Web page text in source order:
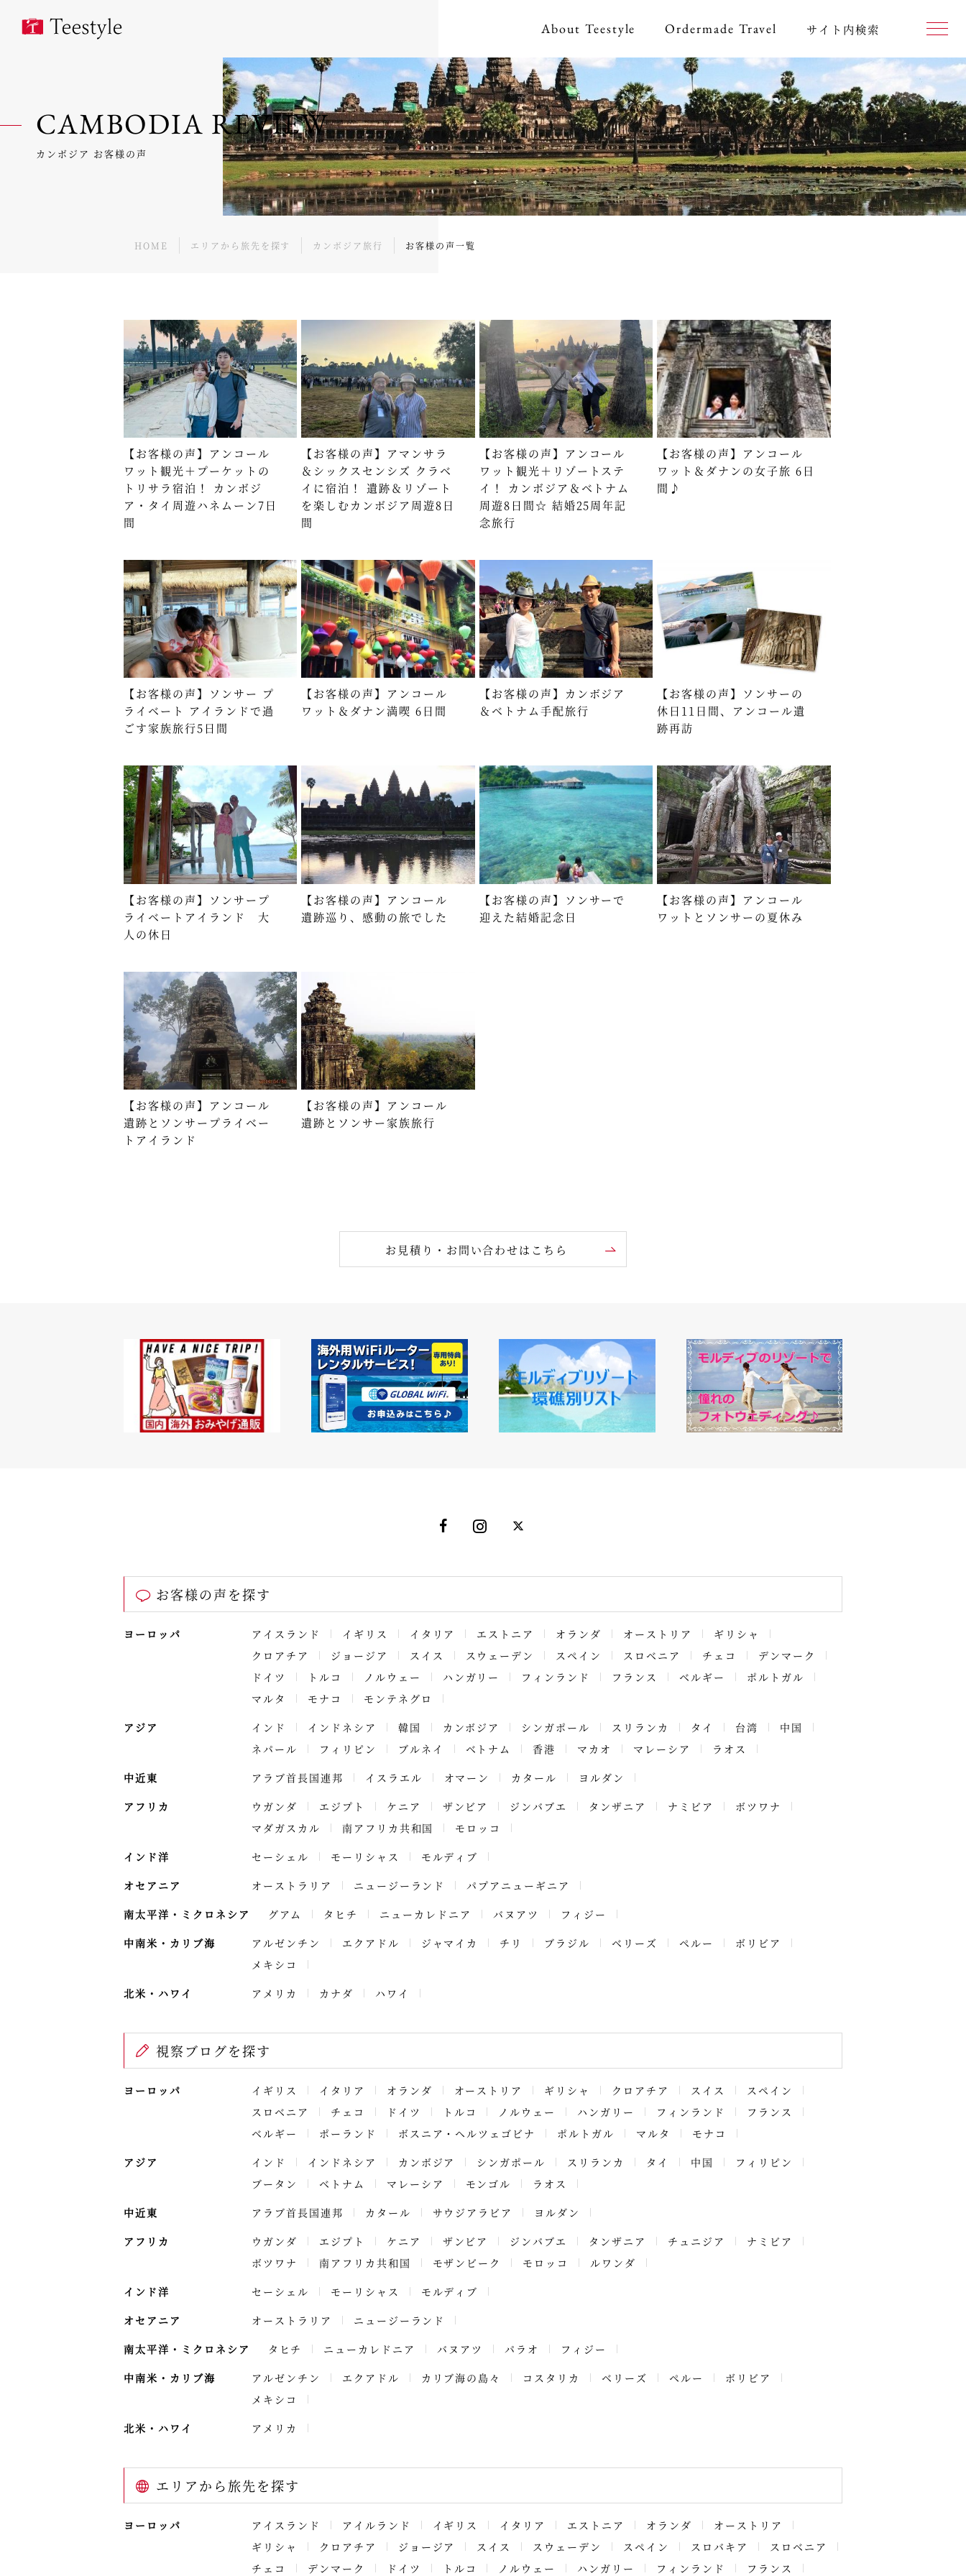
About Teestyle Ordermade Travel サイト内検索
CAMBODIA REVIEW
カンボジア お客様の声
HOME エリアから旅先を探す カンボジア旅行 お客様の声一覧
【お客様の声】アンコール
ワット観光＋プーケットの
トリサラ宿泊！ カンボジ
ア・タイ周遊ハネムーン7日
間
【お客様の声】アマンサラ
＆シックスセンシズ クラベ
イに宿泊！ 遺跡＆リゾート
を楽しむカンボジア周遊8日
間
【お客様の声】アンコール
ワット観光＋リゾートステ
イ！ カンボジア＆ベトナム
周遊8日間☆ 結婚25周年記
念旅行
【お客様の声】アンコール
ワット＆ダナンの女子旅 6日
間♪
【お客様の声】ソンサー プ
ライベート アイランドで過
ごす家族旅行5日間
【お客様の声】アンコール
ワット＆ダナン満喫 6日間
【お客様の声】カンボジア
＆ベトナム手配旅行
【お客様の声】ソンサーの
休日11日間、アンコール遺
跡再訪
【お客様の声】ソンサープ
ライベートアイランド 大
人の休日
【お客様の声】アンコール
遺跡巡り、感動の旅でした
【お客様の声】ソンサーで
迎えた結婚記念日
【お客様の声】アンコール
ワットとソンサーの夏休み
【お客様の声】アンコール
遺跡とソンサープライベー
トアイランド
【お客様の声】アンコール
遺跡とソンサー家族旅行
お見積り・お問い合わせはこちら
お客様の声を探す
ヨーロッパ アイスランド イギリス イタリア エストニア オランダ オーストリア
ギリシャ
クロアチア
ジョージア スイス スウェーデン スペイン スロベニア チェコ
デンマーク
ドイツ
トルコ ノルウェー ハンガリー フィンランド フランス ベルギー
ポルトガル
マルタ
モナコ
モンテネグロ
アジア
インド インドネシア 韓国 カンボジア シンガポール スリランカ タイ 台湾
中国
ネパール
フィリピン ブルネイ ベトナム 香港 マカオ マレーシア
ラオス
中近東
アラブ首長国連邦 イスラエル オマーン カタール
ヨルダン
アフリカ
ウガンダ エジプト ケニア ザンビア ジンバブエ タンザニア ナミビア
ボツワナ
マダガスカル
南アフリカ共和国
モロッコ
インド洋
セーシェル モーリシャス
モルディブ
オセアニア
オーストラリア ニュージーランド
パプアニューギニア
南太平洋・ミクロネシア
グアム タヒチ ニューカレドニア バヌアツ
フィジー
中南米・カリブ海
アルゼンチン エクアドル ジャマイカ チリ ブラジル ベリーズ ペルー
ボリビア
メキシコ
北米・ハワイ
アメリカ カナダ ハワイ
視察ブログを探す
ヨーロッパ イギリス イタリア オランダ オーストリア ギリシャ クロアチア スイス
スペイン
スロベニア
チェコ ドイツ トルコ ノルウェー ハンガリー フィンランド
フランス
ベルギー
ポーランド ボスニア・ヘルツェゴビナ ポルトガル マルタ
モナコ
アジア
インド インドネシア カンボジア シンガポール スリランカ タイ 中国
フィリピン
ブータン
ベトナム マレーシア モンゴル
ラオス
中近東
アラブ首長国連邦 カタール サウジアラビア
ヨルダン
アフリカ
ウガンダ エジプト ケニア ザンビア ジンバブエ タンザニア チュニジア
ナミビア
ボツワナ
南アフリカ共和国 モザンビーク モロッコ
ルワンダ
インド洋
セーシェル モーリシャス
モルディブ
オセアニア
オーストラリア
ニュージーランド
南太平洋・ミクロネシア
タヒチ ニューカレドニア バヌアツ パラオ
フィジー
中南米・カリブ海
アルゼンチン エクアドル カリブ海の島々 コスタリカ ベリーズ ペルー
ボリビア
メキシコ
北米・ハワイ
アメリカ
エリアから旅先を探す
ヨーロッパ アイスランド アイルランド イギリス イタリア エストニア オランダ
オーストリア
ギリシャ
クロアチア ジョージア スイス スウェーデン スペイン スロバキア
スロベニア
チェコ
デンマーク ドイツ トルコ ノルウェー ハンガリー フィンランド フランス